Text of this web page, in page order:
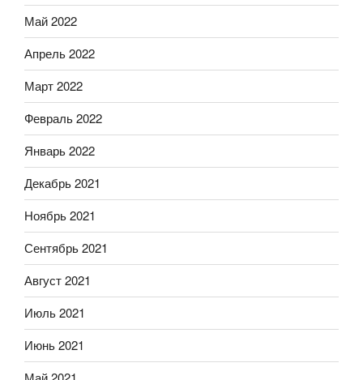
Май 2022
Апрель 2022
Март 2022
Февраль 2022
Январь 2022
Декабрь 2021
Ноябрь 2021
Сентябрь 2021
Август 2021
Июль 2021
Июнь 2021